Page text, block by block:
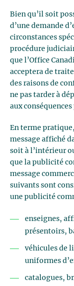
Bien qu’il soit
d’une demande
circonstances
procédure
que l’Office
acceptera de
des raisons de
ne pas tarder à
aux
En terme
message affiché
soit à l’intérieur
que la publicité
message
suivants sont
une publicité
enseignes,
présentoirs,
véhicules de
uniformes
catalogues,